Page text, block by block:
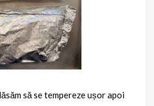
să se tempereze ușor apoi